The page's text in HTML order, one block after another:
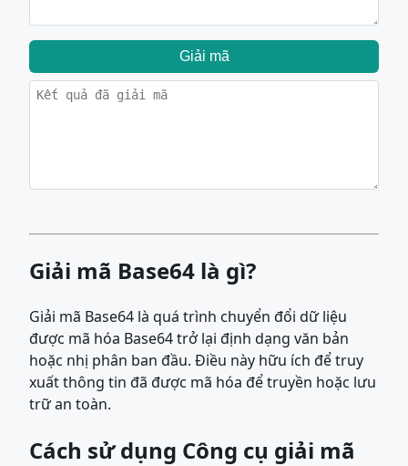
Giải mã
Giải mã Base64 là gì?
Giải mã Base64 là quá trình chuyển đổi dữ liệu
được mã hóa Base64 trở lại định dạng văn bản
hoặc nhị phân ban đầu. Điều này hữu ích để truy
xuất thông tin đã được mã hóa để truyền hoặc lưu
trữ an toàn.
Cách sử dụng Công cụ giải mã